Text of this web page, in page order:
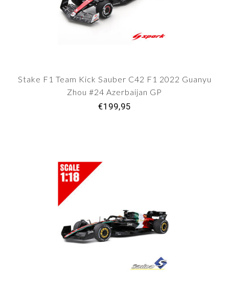
Stake F1 Team Kick Sauber C42 F1 2022 Guanyu
Zhou #24 Azerbaijan GP
€199,95